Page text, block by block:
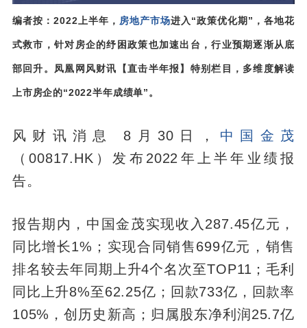
编者按：2022上半年， 房地产市场进入“政策优化期”，各地花
式救市，针对房企的纾困政策也加速出台，行业预期逐渐从底
部回升。凤凰网风财讯【直击半年报】特别栏目，多维度解读
上市房企的“2022半年成绩单”。
风财讯消息 8月30日， 中国金茂
（00817.HK）发布2022年上半年业绩报
告。
报告期内，中国金茂实现收入287.45亿元，
同比增长1%；实现合同销售699亿元，销售
排名较去年同期上升4个名次至TOP11；毛利
同比上升8%至62.25亿；回款733亿，回款率
105%，创历史新高；归属股东净利润25.7亿